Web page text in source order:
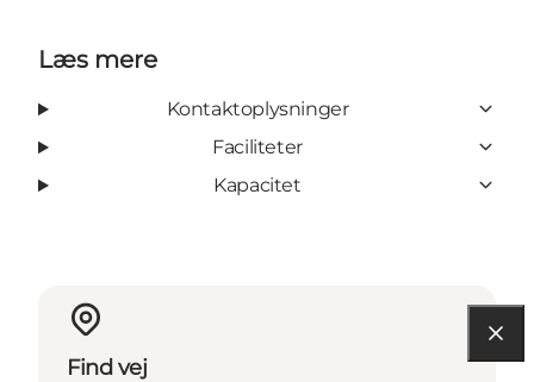
Læs mere
Kontaktoplysninger
Faciliteter
Kapacitet
Find vej